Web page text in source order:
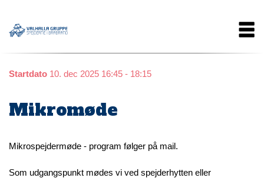
hovedindhold
navigation
Startdato 10. dec 2025 16:45 - 18:15
Mikromøde
Mikrospejdermøde - program følger på mail.
Som udgangspunkt mødes vi ved spejderhytten eller